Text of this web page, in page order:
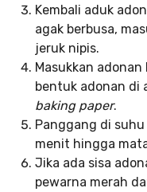
Kembali aduk
agak berbusa,
jeruk nipis.
Masukkan
bentuk adonan di
baking paper.
Panggang di
menit hingga
Jika ada sisa
pewarna merah